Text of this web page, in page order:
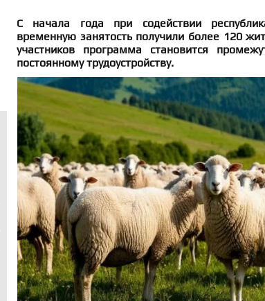
С начала года при содействии
временную занятость получили более 120
участников программа становится
постоянному трудоустройству.